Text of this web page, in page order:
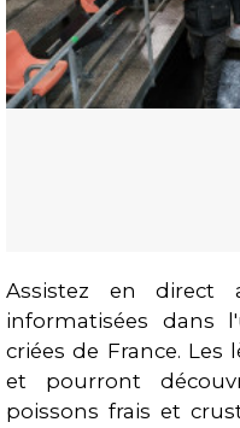
Présentation
Assistez en direct
informatisées dans
criées de France.
et pourront
poissons frais et